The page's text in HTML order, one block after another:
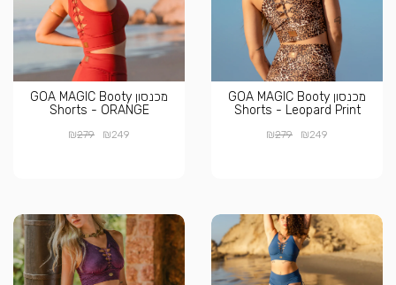
מכנסון GOA MAGIC Booty
Shorts - Leopard Print
₪249
₪279
מכנסון GOA MAGIC Booty
Shorts - ORANGE
₪249
₪279